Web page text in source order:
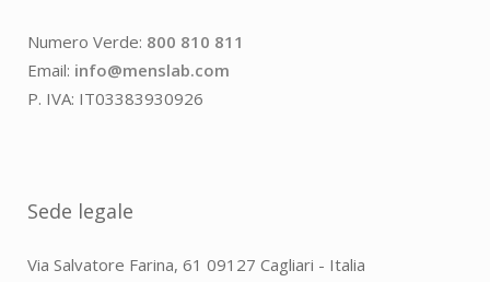
Numero Verde: 800 810 811
Email: info@menslab.com
P. IVA: IT03383930926
Sede legale
Via Salvatore Farina, 61 09127 Cagliari - Italia